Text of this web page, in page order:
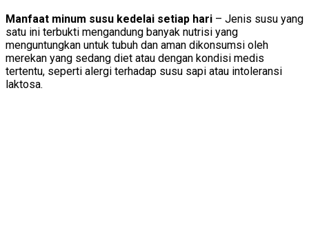
Manfaat minum susu kedelai setiap hari – Jenis susu yang
satu ini terbukti mengandung banyak nutrisi yang
menguntungkan untuk tubuh dan aman dikonsumsi oleh
merekan yang sedang diet atau dengan kondisi medis
tertentu, seperti alergi terhadap susu sapi atau intoleransi
laktosa.